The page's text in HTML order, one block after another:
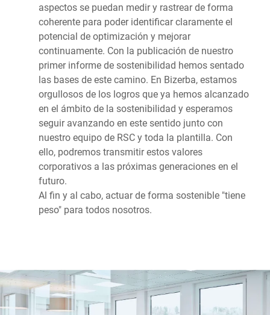
aspectos se puedan medir y rastrear de forma
coherente para poder identificar claramente el
potencial de optimización y mejorar
continuamente. Con la publicación de nuestro
primer informe de sostenibilidad hemos sentado
las bases de este camino. En Bizerba, estamos
orgullosos de los logros que ya hemos alcanzado
en el ámbito de la sostenibilidad y esperamos
seguir avanzando en este sentido junto con
nuestro equipo de RSC y toda la plantilla. Con
ello, podremos transmitir estos valores
corporativos a las próximas generaciones en el
futuro.
Al fin y al cabo, actuar de forma sostenible "tiene
peso" para todos nosotros.